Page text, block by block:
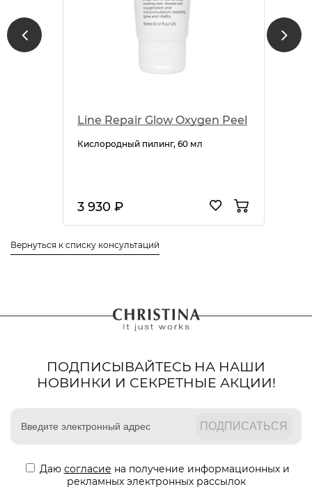
Line Repair Glow Oxygen Peel
Кислородный пилинг, 60 мл
3 930 ₽
Вернуться к списку консультаций
ПОДПИСЫВАЙТЕСЬ НА НАШИ
НОВИНКИ И СЕКРЕТНЫЕ АКЦИИ!
Даю согласие на получение информационных и
рекламных электронных рассылок